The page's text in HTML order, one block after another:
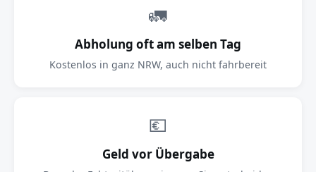
🚛
Abholung oft am selben Tag
Kostenlos in ganz NRW, auch nicht fahrbereit
💶
Geld vor Übergabe